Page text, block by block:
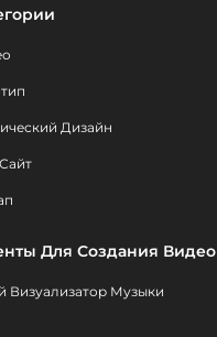
Дизайн
Для Создания Видео
Визуализатор Музыки